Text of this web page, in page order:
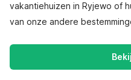
vakantiehuizen in Ryjewo of
van onze andere